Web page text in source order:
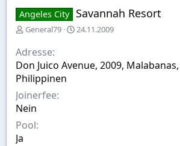
Angeles City Savannah Resort
E
s
t
e
l
l
e
r
General79
E
t
e
24.11.2009
Adresse
Don Juico Avenue, 2009,
Philippinen
Joinerfee
Nein
Pool
Ja